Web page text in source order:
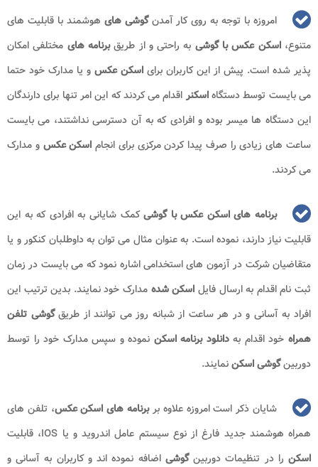
امروزه با توجه به روی کار آمدنگوشی های هوشمند با قابلیت های
متنوع،اسکن عکس با گوشی به راحتی و از طریقبرنامه های مختلفی امکان
پذیر شده است. پیش از این کاربران برای اسکن عکس و یا مدارک خود حتما
می بایست توسط دستگاهاسکنراقدام می کردند که این امر تنها برای دارندگان
این دستگاه ها میسر بوده و افرادی که به آن دسترسی نداشتند، می بایست
ساعت های زیادی را صرف پیدا کردن مرکزی برای انجام اسکن عکس و مدارک
می کردند.
برنامه های اسکن عکس با گوشیکمک شایانی به افرادی که به این
قابلیت نیاز دارند، نموده است. به عنوان مثال می توان به داوطلبان کنکور و یا
متقاضیان شرکت در آزمون های استخدامی اشاره نمود که می بایست در زمان
ثبت نام اقدام به ارسال فایل اسکن شده مدارک خود نمایند. بدین ترتیب این
افراد به آسانی و در هر ساعت از شبانه روز می توانند از طریقگوشی تلفن
همراهخود اقدام بهدانلود برنامه اسکن نموده و سپس مدارک خود را توسط
دوربینگوشی اسکننمایند.
شایان ذکر است امروزه علاوه بربرنامه های اسکن عکس، تلفن های
همراه هوشمند جدید فارغ از نوع سیستم عامل اندروید و یا IOS، قابلیت
اسکن را در تنظیمات دوربینگوشیاضافه نموده اند و کاربران به آسانی و